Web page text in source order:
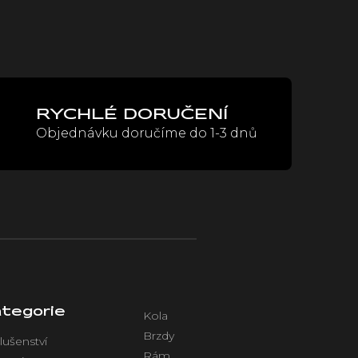
RYCHLÉ DORUČENÍ
Objednávku doručíme do 1-3 dnů
Kola
Brzdy